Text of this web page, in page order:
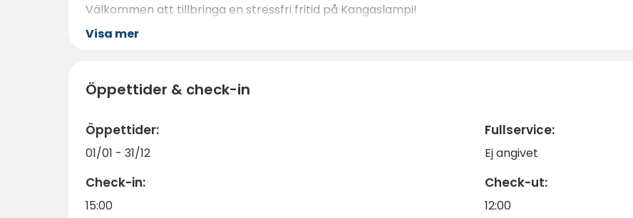
Välkommen att tillbringa en stressfri fritid på Kangaslampi!
Visa mer
Öppettider & check-in
Öppettider:
01/01 - 31/12
Fullservice:
Ej angivet
Check-in:
15:00
Check-ut:
12:00